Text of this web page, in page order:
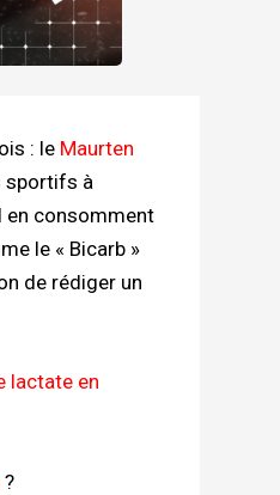
: le Maurten
sportifs à
en consomment
le « Bicarb »
de rédiger un
lactate en
?